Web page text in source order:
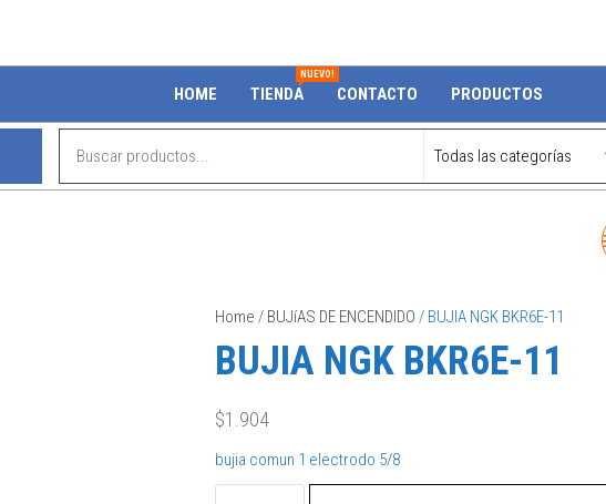
HOME TIENDA
NUEVO!
CONTACTO PRODUCTOS
MAZA RUEDA DEL
Home / BUJíAS DE ENCENDIDO / BUJIA NGK BKR6E-11
BUJIA NGK BKR6E-11
$1.904
bujia comun 1 electrodo 5/8